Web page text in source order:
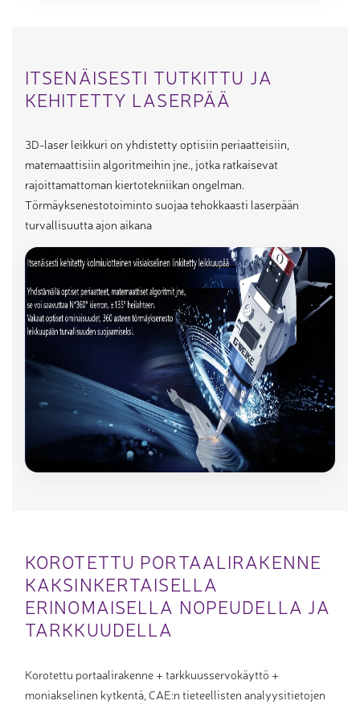
ITSENÄISESTI TUTKITTU JA
KEHITETTY LASERPÄÄ
3D-laser leikkuri on yhdistetty optisiin periaatteisiin,
matemaattisiin algoritmeihin jne., jotka ratkaisevat
rajoittamattoman kiertotekniikan ongelman.
Törmäyksenestotoiminto suojaa tehokkaasti laserpään
turvallisuutta ajon aikana
KOROTETTU PORTAALIRAKENNE
KAKSINKERTAISELLA
ERINOMAISELLA NOPEUDELLA JA
TARKKUUDELLA
Korotettu portaalirakenne + tarkkuusservokäyttö +
moniakselinen kytkentä, CAE:n tieteellisten analyysitietojen